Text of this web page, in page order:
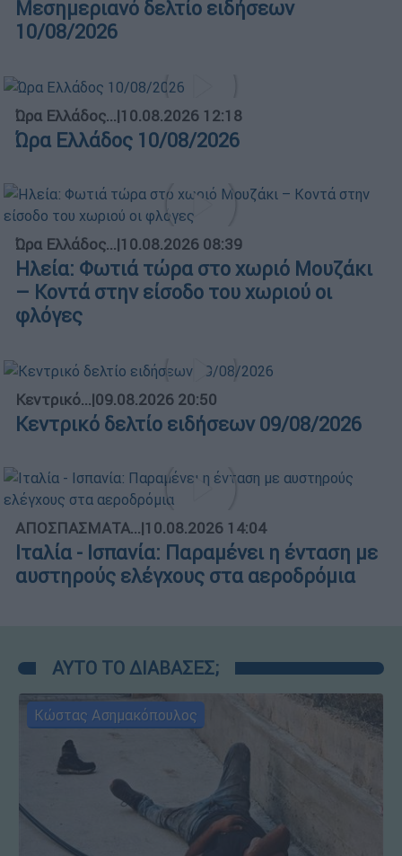
Μεσημεριανό δελτίο ειδήσεων
10/08/2026
Ώρα Ελλάδος...|10.08.2026 12:18
Ώρα Ελλάδος 10/08/2026
Ώρα Ελλάδος...|10.08.2026 08:39
Ηλεία: Φωτιά τώρα στο χωριό Μουζάκι
– Κοντά στην είσοδο του χωριού οι
φλόγες
Κεντρικό...|09.08.2026 20:50
Κεντρικό δελτίο ειδήσεων 09/08/2026
ΑΠΟΣΠΑΣΜΑΤΑ...|10.08.2026 14:04
Ιταλία - Ισπανία: Παραμένει η ένταση με
αυστηρούς ελέγχους στα αεροδρόμια
ΑΥΤΟ ΤΟ ΔΙΑΒΑΣΕΣ;
Κώστας Ασημακόπουλος